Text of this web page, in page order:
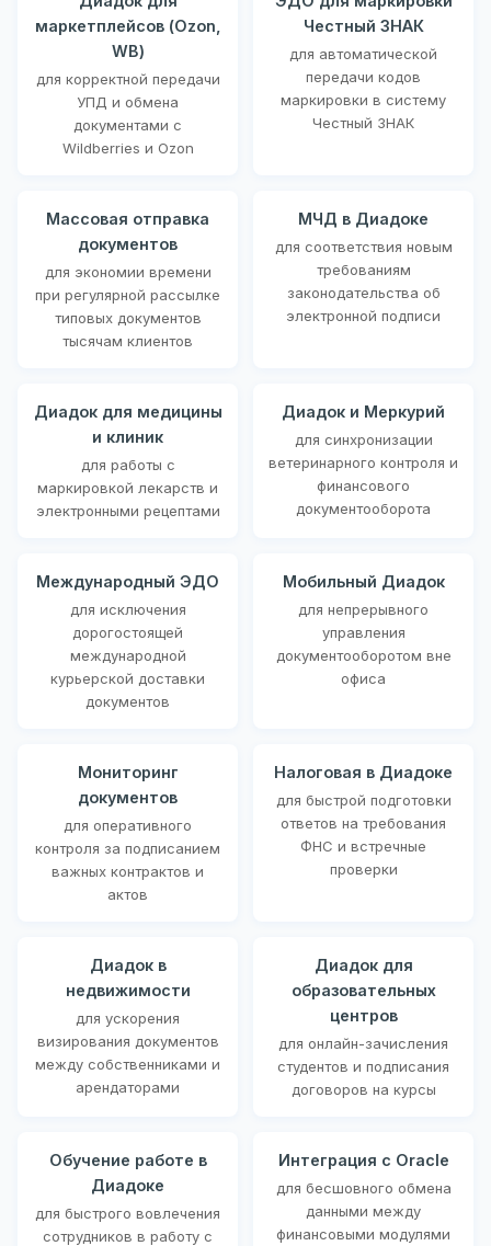
маркетплейсов (Ozon,
WB)
для корректной передачи
УПД и обмена
документами с
Wildberries и Ozon
Честный ЗНАК
для автоматической
передачи кодов
маркировки в систему
Честный ЗНАК
Массовая отправка
документов
для экономии времени
при регулярной рассылке
типовых документов
тысячам клиентов
МЧД в Диадоке
для соответствия новым
требованиям
законодательства об
электронной подписи
Диадок для медицины
и клиник
для работы с
маркировкой лекарств и
электронными рецептами
Диадок и Меркурий
для синхронизации
ветеринарного контроля и
финансового
документооборота
Международный ЭДО
для исключения
дорогостоящей
международной
курьерской доставки
документов
Мобильный Диадок
для непрерывного
управления
документооборотом вне
офиса
Мониторинг
документов
для оперативного
контроля за подписанием
важных контрактов и
актов
Налоговая в Диадоке
для быстрой подготовки
ответов на требования
ФНС и встречные
проверки
Диадок в
недвижимости
для ускорения
визирования документов
между собственниками и
арендаторами
Диадок для
образовательных
центров
для онлайн-зачисления
студентов и подписания
договоров на курсы
Обучение работе в
Диадоке
для быстрого вовлечения
сотрудников в работу с
Интеграция с Oracle
для бесшовного обмена
данными между
финансовыми модулями